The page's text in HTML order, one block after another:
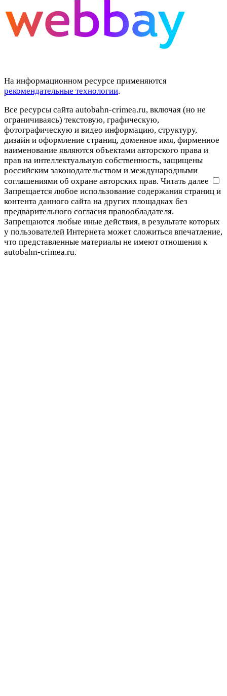
На информационном ресурсе применяются
рекомендательные технологии.
Все ресурсы сайта autobahn-crimea.ru, включая (но не
ограничиваясь) текстовую, графическую,
фотографическую и видео информацию, структуру,
дизайн и оформление страниц, доменное имя, фирменное
наименование являются объектами авторского права и
прав на интеллектуальную собственность, защищены
российским законодательством и международными
соглашениями об охране авторских прав. Читать далее
Запрещается любое использование содержания страниц и
контента данного сайта на других площадках без
предварительного согласия правообладателя.
Запрещаются любые иные действия, в результате которых
у пользователей Интернета может сложиться впечатление,
что представленные материалы не имеют отношения к
autobahn-crimea.ru.